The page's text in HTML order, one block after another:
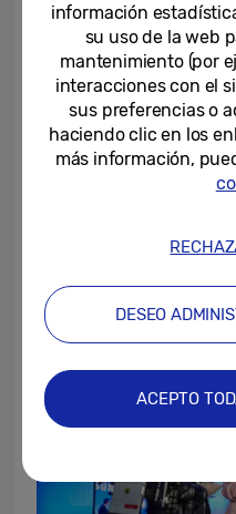
Bibiana Fernández,
Fuentes y Eduardo
El fotógrafo de cine
en un auténtico
apuestas por sus
información
su uso de la web
mantenimiento (por
interacciones con el
sus preferencias o
haciendo clic en los
más información,
DESEO
ACEPTO